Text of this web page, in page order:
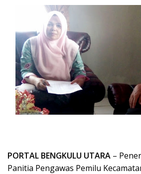
PORTAL BENGKULU UTARA –
Panitia Pengawas Pemilu